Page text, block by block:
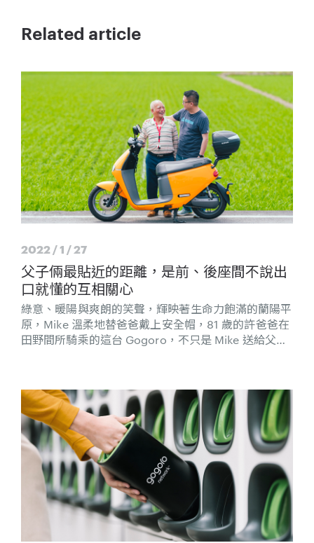
Related article
2022 / 1 / 27
父子倆最貼近的距離，是前、後座間不說出
口就懂的互相關心
綠意、暖陽與爽朗的笑聲，輝映著生命力飽滿的蘭陽平
原，Mike 溫柔地替爸爸戴上安全帽，81 歲的許爸爸在
田野間所騎乘的這台 Gogoro，不只是 Mike 送給父親